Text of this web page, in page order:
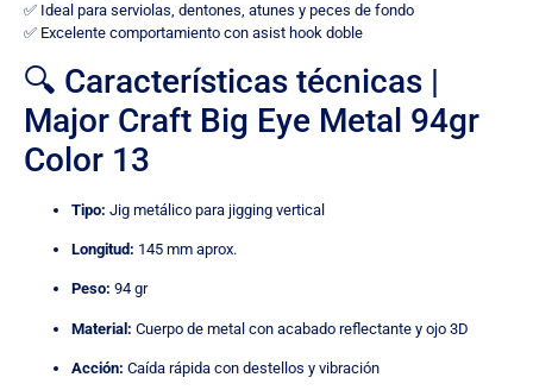
✅ Ideal para serviolas, dentones, atunes y peces de fondo
✅ Excelente comportamiento con asist hook doble
🔍 Características técnicas |
Major Craft Big Eye Metal 94gr
Color 13
Tipo: Jig metálico para jigging vertical
Longitud: 145 mm aprox.
Peso: 94 gr
Material: Cuerpo de metal con acabado reflectante y ojo 3D
Acción: Caída rápida con destellos y vibración